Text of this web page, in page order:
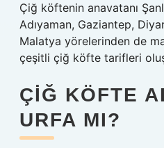
Çiğ köftenin anavatanı
Adıyaman, Gaziantep,
Malatya yörelerinden de
çeşitli çiğ köfte tarifleri
ÇIĞ KÖFTE
URFA MI?